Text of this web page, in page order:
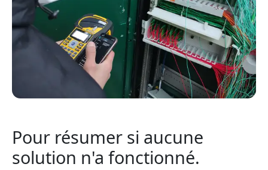
Pour résumer si aucune
solution n'a fonctionné.